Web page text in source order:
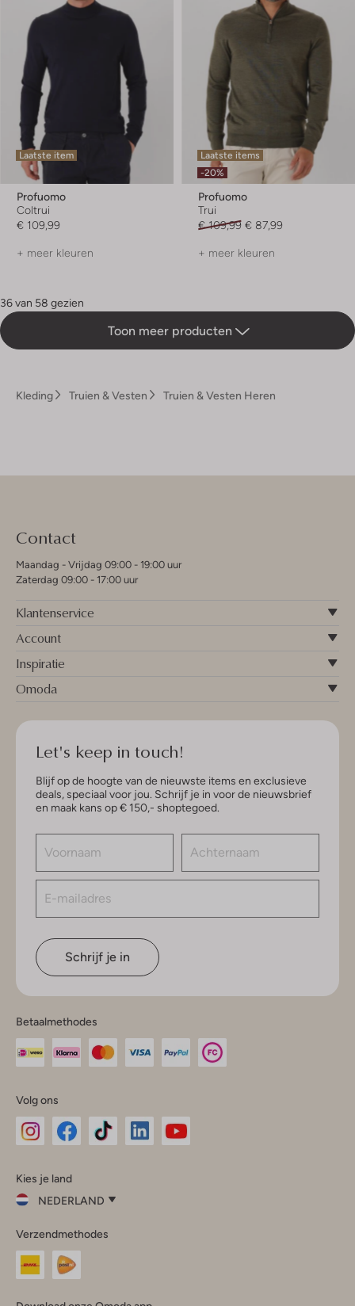
Laatste item
Profuomo
Coltrui
€ 109,99
+ meer kleuren
Laatste items
-20%
Profuomo
Trui
€ 109,99 € 87,99
+ meer kleuren
36 van 58 gezien
Toon meer producten
Kleding Truien & Vesten Truien & Vesten Heren
Contact
Maandag - Vrijdag 09:00 - 19:00 uur
Zaterdag 09:00 - 17:00 uur
Klantenservice
Account
Inspiratie
Omoda
Let's keep in touch!
Blijf op de hoogte van de nieuwste items en exclusieve
deals, speciaal voor jou. Schrijf je in voor de nieuwsbrief
en maak kans op € 150,- shoptegoed.
Schrijf je in
Betaalmethodes
Volg ons
InstagramFacebook
Kies je land
NEDERLAND
je
land
Nederland
Verzendmethodes